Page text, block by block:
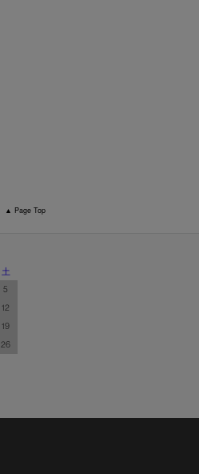
▲ Page Top
土
5
12
19
26